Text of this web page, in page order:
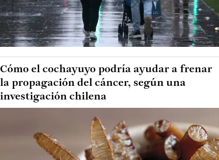
Cómo el cochayuyo podría ayudar a frenar
la propagación del cáncer, según una
investigación chilena